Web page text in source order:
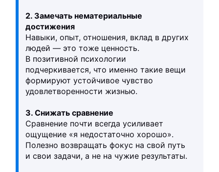
2. Замечать нематериальные
достижения
Навыки, опыт, отношения, вклад в других
людей — это тоже ценность.
В позитивной психологии
подчеркивается, что именно такие вещи
формируют устойчивое чувство
удовлетворенности жизнью.
3. Снижать сравнение
Сравнение почти всегда усиливает
ощущение «я недостаточно хорошо».
Полезно возвращать фокус на свой путь
и свои задачи, а не на чужие результаты.